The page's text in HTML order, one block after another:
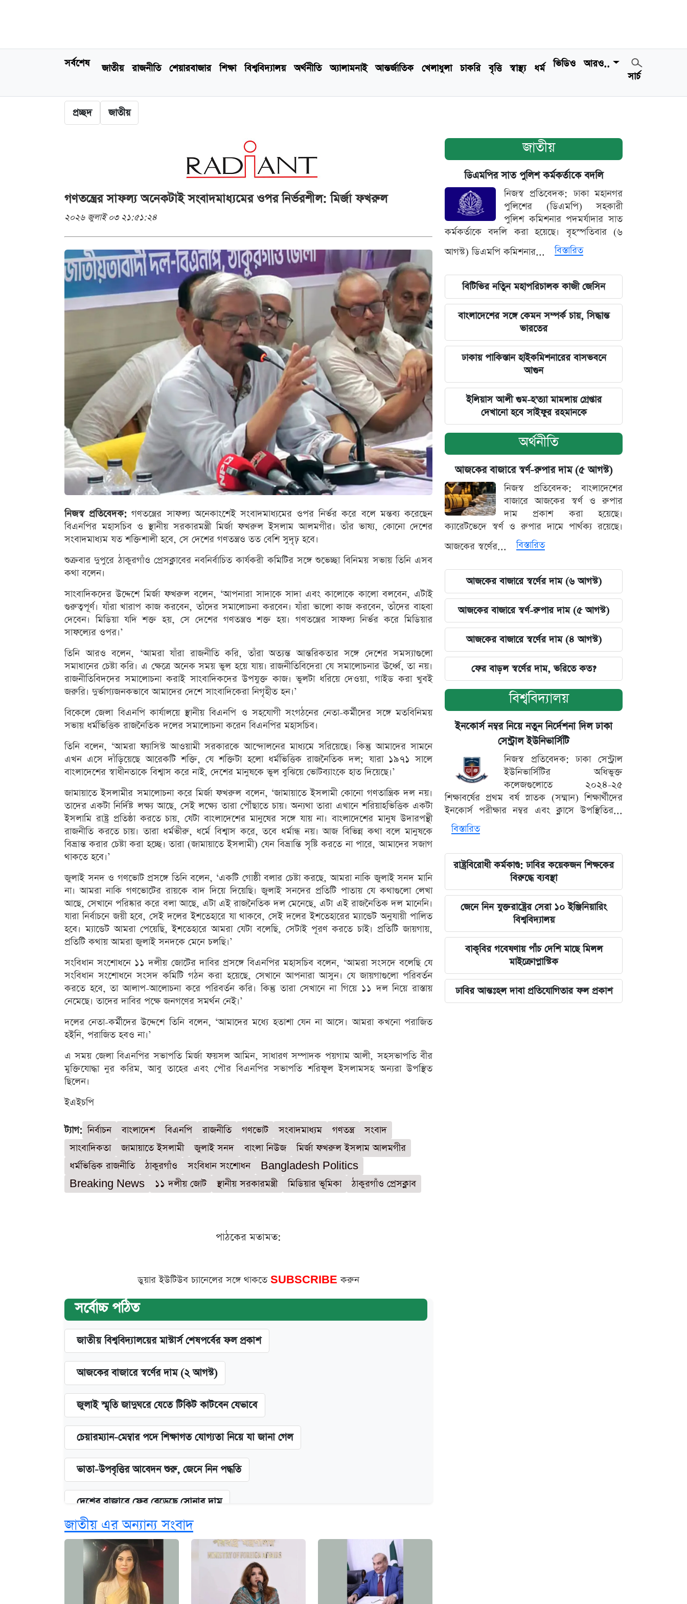
সর্বশেষ জাতীয় রাজনীতি শেয়ারবাজার শিক্ষা বিশ্ববিদ্যালয় অর্থনীতি অ্যালামনাই আন্তর্জাতিক খেলাধুলা চাকরি বৃত্তি স্বাস্থ্য ধর্ম ভিডিও
আরও..
সার্চ
প্রচ্ছদ জাতীয়
গণতন্ত্রের সাফল্য অনেকটাই সংবাদমাধ্যমের ওপর নির্ভরশীল: মির্জা ফখরুল
২০২৬ জুলাই ০৩ ২১:৫১:২৪
নিজস্ব প্রতিবেদক: গণতন্ত্রের সাফল্য অনেকাংশেই সংবাদমাধ্যমের ওপর নির্ভর করে বলে মন্তব্য করেছেন
বিএনপির মহাসচিব ও স্থানীয় সরকারমন্ত্রী মির্জা ফখরুল ইসলাম আলমগীর। তাঁর ভাষ্য, কোনো দেশের
সংবাদমাধ্যম যত শক্তিশালী হবে, সে দেশের গণতন্ত্রও তত বেশি সুদৃঢ় হবে।
শুক্রবার দুপুরে ঠাকুরগাঁও প্রেসক্লাবের নবনির্বাচিত কার্যকরী কমিটির সঙ্গে শুভেচ্ছা বিনিময় সভায় তিনি এসব
কথা বলেন।
সাংবাদিকদের উদ্দেশে মির্জা ফখরুল বলেন, ‘আপনারা সাদাকে সাদা এবং কালোকে কালো বলবেন, এটাই
গুরুত্বপূর্ণ। যাঁরা খারাপ কাজ করবেন, তাঁদের সমালোচনা করবেন। যাঁরা ভালো কাজ করবেন, তাঁদের বাহবা
দেবেন। মিডিয়া যদি শক্ত হয়, সে দেশের গণতন্ত্রও শক্ত হয়। গণতন্ত্রের সাফল্য নির্ভর করে মিডিয়ার
সাফল্যের ওপর।’
তিনি আরও বলেন, ‘আমরা যাঁরা রাজনীতি করি, তাঁরা অত্যন্ত আন্তরিকতার সঙ্গে দেশের সমস্যাগুলো
সমাধানের চেষ্টা করি। এ ক্ষেত্রে অনেক সময় ভুল হয়ে যায়। রাজনীতিবিদেরা যে সমালোচনার ঊর্ধ্বে, তা নয়।
রাজনীতিবিদদের সমালোচনা করাই সাংবাদিকদের উপযুক্ত কাজ। ভুলটা ধরিয়ে দেওয়া, গাইড করা খুবই
জরুরি। দুর্ভাগ্যজনকভাবে আমাদের দেশে সাংবাদিকেরা নিগৃহীত হন।’
বিকেলে জেলা বিএনপি কার্যালয়ে স্থানীয় বিএনপি ও সহযোগী সংগঠনের নেতা-কর্মীদের সঙ্গে মতবিনিময়
সভায় ধর্মভিত্তিক রাজনৈতিক দলের সমালোচনা করেন বিএনপির মহাসচিব।
তিনি বলেন, ‘আমরা ফ্যাসিস্ট আওয়ামী সরকারকে আন্দোলনের মাধ্যমে সরিয়েছে। কিন্তু আমাদের সামনে
এখন এসে দাঁড়িয়েছে আরেকটি শক্তি, যে শক্তিটা হলো ধর্মভিত্তিক রাজনৈতিক দল; যারা ১৯৭১ সালে
বাংলাদেশের স্বাধীনতাকে বিশ্বাস করে নাই, দেশের মানুষকে ভুল বুঝিয়ে ভোটব্যাংকে হাত দিয়েছে।’
জামায়াতে ইসলামীর সমালোচনা করে মির্জা ফখরুল বলেন, ‘জামায়াতে ইসলামী কোনো গণতান্ত্রিক দল নয়।
তাদের একটা নির্দিষ্ট লক্ষ্য আছে, সেই লক্ষ্যে তারা পৌঁছাতে চায়। অন্যথা তারা এখানে শরিয়াহভিত্তিক একটা
ইসলামি রাষ্ট্র প্রতিষ্ঠা করতে চায়, যেটা বাংলাদেশের মানুষের সঙ্গে যায় না। বাংলাদেশের মানুষ উদারপন্থী
রাজনীতি করতে চায়। তারা ধর্মভীরু, ধর্মে বিশ্বাস করে, তবে ধর্মান্ধ নয়। আজ বিভিন্ন কথা বলে মানুষকে
বিভ্রান্ত করার চেষ্টা করা হচ্ছে। তারা (জামায়াতে ইসলামী) যেন বিভ্রান্তি সৃষ্টি করতে না পারে, আমাদের সজাগ
থাকতে হবে।’
জুলাই সনদ ও গণভোট প্রসঙ্গে তিনি বলেন, ‘একটি গোষ্ঠী বলার চেষ্টা করছে, আমরা নাকি জুলাই সনদ মানি
না। আমরা নাকি গণভোটের রায়কে বাদ দিয়ে দিয়েছি। জুলাই সনদের প্রতিটি পাতায় যে কথাগুলো লেখা
আছে, সেখানে পরিষ্কার করে বলা আছে, এটা এই রাজনৈতিক দল মেনেছে, এটা এই রাজনৈতিক দল মানেনি।
যারা নির্বাচনে জয়ী হবে, সেই দলের ইশতেহারে যা থাকবে, সেই দলের ইশতেহারের ম্যান্ডেট অনুযায়ী পালিত
হবে। ম্যান্ডেট আমরা পেয়েছি, ইশতেহারে আমরা যেটা বলেছি, সেটাই পূরণ করতে চাই। প্রতিটি জায়গায়,
প্রতিটি কথায় আমরা জুলাই সনদকে মেনে চলছি।’
সংবিধান সংশোধনে ১১ দলীয় জোটের দাবির প্রসঙ্গে বিএনপির মহাসচিব বলেন, ‘আমরা সংসদে বলেছি যে
সংবিধান সংশোধনে সংসদ কমিটি গঠন করা হয়েছে, সেখানে আপনারা আসুন। যে জায়গাগুলো পরিবর্তন
করতে হবে, তা আলাপ-আলোচনা করে পরিবর্তন করি। কিন্তু তারা সেখানে না গিয়ে ১১ দল নিয়ে রাস্তায়
নেমেছে। তাদের দাবির পক্ষে জনগণের সমর্থন নেই।’
দলের নেতা-কর্মীদের উদ্দেশে তিনি বলেন, ‘আমাদের মধ্যে হতাশা যেন না আসে। আমরা কখনো পরাজিত
হইনি, পরাজিত হবও না।’
এ সময় জেলা বিএনপির সভাপতি মির্জা ফয়সল আমিন, সাধারণ সম্পাদক পয়গাম আলী, সহসভাপতি বীর
মুক্তিযোদ্ধা নুর করিম, আবু তাহের এবং পৌর বিএনপির সভাপতি শরিফুল ইসলামসহ অন্যরা উপস্থিত
ছিলেন।
ইএইচপি
ট্যাগ: নির্বাচন বাংলাদেশ বিএনপি রাজনীতি গণভোট সংবাদমাধ্যম গণতন্ত্র
সংবাদ
সাংবাদিকতা
জামায়াতে ইসলামী জুলাই সনদ বাংলা নিউজ
মির্জা ফখরুল ইসলাম আলমগীর
ধর্মভিত্তিক রাজনীতি
ঠাকুরগাঁও সংবিধান সংশোধন
Bangladesh Politics
Breaking News
১১ দলীয় জোট স্থানীয় সরকারমন্ত্রী মিডিয়ার ভূমিকা ঠাকুরগাঁও প্রেসক্লাব
পাঠকের মতামত:
ডুয়ার ইউটিউব চ্যানেলের সঙ্গে থাকতে SUBSCRIBEকরুন
সর্বোচ্চ পঠিত
জাতীয় বিশ্ববিদ্যালয়ের মাস্টার্স শেষপর্বের ফল প্রকাশ
আজকের বাজারে স্বর্ণের দাম (২ আগস্ট)
জুলাই স্মৃতি জাদুঘরে যেতে টিকিট কাটবেন যেভাবে
চেয়ারম্যান-মেম্বার পদে শিক্ষাগত যোগ্যতা নিয়ে যা জানা গেল
ভাতা-উপবৃত্তির আবেদন শুরু, জেনে নিন পদ্ধতি
দেশের বাজারে ফের বেড়েছে সোনার দাম
‘গুলশানের চামেলি’ তে যৌনকর্মীর দালাল অ্যাডলফ খান
আজ শুক্রবার রাজধানীর যেসব মার্কেট-দোকানপাট বন্ধ
কবে শুরু হচ্ছে ঢাবির ভর্তি আবেদন, জানাল কর্তৃপক্ষ
জাতীয় এর অন্যান্য সংবাদ
জাতীয়
ডিএমপির সাত পুলিশ কর্মকর্তাকে বদলি
নিজস্ব প্রতিবেদক: ঢাকা মহানগর
পুলিশের (ডিএমপি) সহকারী
পুলিশ কমিশনার পদমর্যাদার সাত
কর্মকর্তাকে বদলি করা হয়েছে। বৃহস্পতিবার (৬
আগস্ট) ডিএমপি কমিশনার...
বিস্তারিত
বিটিভির নতিুন মহাপরিচালক কাজী জেসিন
বাংলাদেশের সঙ্গে কেমন সম্পর্ক চায়, সিদ্ধান্ত
ভারতের
ঢাকায় পাকিস্তান হাইকমিশনারের বাসভবনে
আগুন
ইলিয়াস আলী গুম-হ'ত্যা মামলায় গ্রেপ্তার
দেখানো হবে সাইফুর রহমানকে
অর্থনীতি
আজকের বাজারে স্বর্ণ-রুপার দাম (৫ আগস্ট)
নিজস্ব প্রতিবেদক: বাংলাদেশের
বাজারে আজকের স্বর্ণ ও রুপার
দাম প্রকাশ করা হয়েছে।
ক্যারেটভেদে স্বর্ণ ও রুপার দামে পার্থক্য রয়েছে।
আজকের স্বর্ণের...
বিস্তারিত
আজকের বাজারে স্বর্ণের দাম (৬ আগস্ট)
আজকের বাজারে স্বর্ণ-রুপার দাম (৫ আগস্ট)
আজকের বাজারে স্বর্ণের দাম (৪ আগস্ট)
ফের বাড়ল স্বর্ণের দাম, ভরিতে কত?
বিশ্ববিদ্যালয়
ইনকোর্স নম্বর নিয়ে নতুন নির্দেশনা দিল ঢাকা
সেন্ট্রাল ইউনিভার্সিটি
নিজস্ব প্রতিবেদক: ঢাকা সেন্ট্রাল
ইউনিভার্সিটির অধিভুক্ত
কলেজগুলোতে ২০২৪-২৫
শিক্ষাবর্ষের প্রথম বর্ষ স্নাতক (সম্মান) শিক্ষার্থীদের
ইনকোর্স পরীক্ষার নম্বর এবং ক্লাসে উপস্থিতির...
বিস্তারিত
রাষ্ট্রবিরোধী কর্মকাণ্ড: ঢাবির কয়েকজন শিক্ষকের
বিরুদ্ধে ব্যবস্থা
জেনে নিন যুক্তরাষ্ট্রের সেরা ১০ ইঞ্জিনিয়ারিং
বিশ্ববিদ্যালয়
বাকৃবির গবেষণায় পাঁচ দেশি মাছে মিলল
মাইক্রোপ্লাস্টিক
ঢাবির আন্তঃহল দাবা প্রতিযোগিতার ফল প্রকাশ